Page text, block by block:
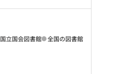
国立国会図書館 全国の図書館